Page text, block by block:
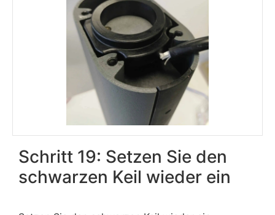
Schritt 19: Setzen Sie den
schwarzen Keil wieder ein